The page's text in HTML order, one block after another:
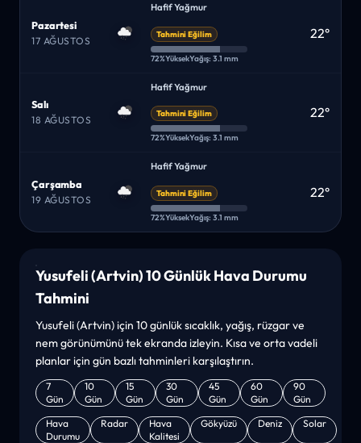
Pazartesi
17 AĞUSTOS
Hafif Yağmur
Tahmini Eğilim
72%YüksekYağış: 3.1 mm
22°
Salı
18 AĞUSTOS
Hafif Yağmur
Tahmini Eğilim
72%YüksekYağış: 3.1 mm
22°
Çarşamba
19 AĞUSTOS
Hafif Yağmur
Tahmini Eğilim
72%YüksekYağış: 3.1 mm
22°
Yusufeli (Artvin) 10 Günlük Hava Durumu
Tahmini
Yusufeli (Artvin) için 10 günlük sıcaklık, yağış, rüzgar ve
nem görünümünü tek ekranda izleyin. Kısa ve orta vadeli
planlar için gün bazlı tahminleri karşılaştırın.
7
Gün
10
Gün
15
Gün
30
Gün
45
Gün
60
Gün
90
Gün
Hava
Durumu
Radar
Hava
Kalitesi
Gökyüzü Deniz Solar